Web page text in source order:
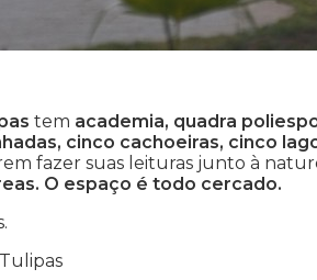
tem academia, quadra
cinco cachoeiras, cinco
fazer suas leituras junto à
O espaço é todo cercado.